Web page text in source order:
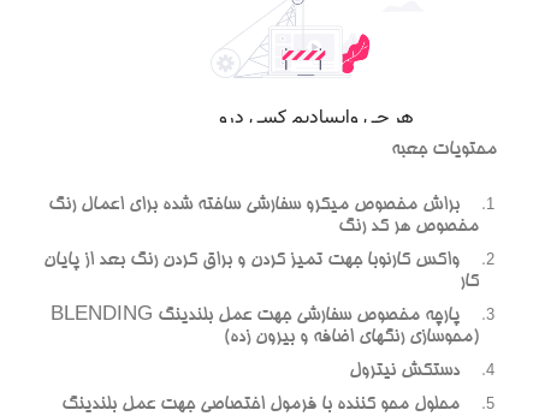
محتويات جعبه
براش مخصوص ميکرو سفارشي ساخته شده براي اعمال رنگ
مخصوص هر کد رنگ
واکس کارنوبا جهت تميز کردن و براق کردن رنگ بعد از پايان
کار
پارچه مخصوص سفارشي جهت عمل بلندينگ BLENDING
(محوسازي رنگهاي اضافه و بيرون زده)
دستکش نيترول
محلول محو کننده با فرمول اختصاصي جهت عمل بلندينگ